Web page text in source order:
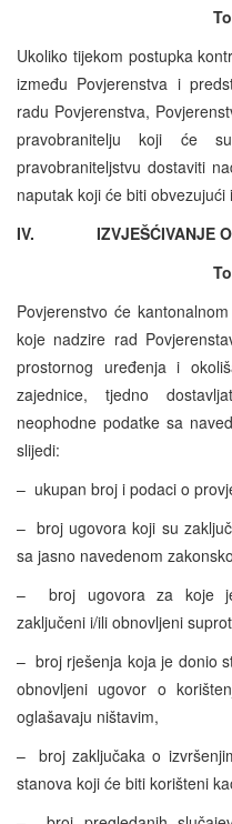
Ukoliko tijekom postupka
između Povjerenstva i
radu Povjerenstva,
pravobranitelju koji će
pravobraniteljstvu dostaviti
naputak koji će biti obvezujući
IV. IZVJEŠĆIVANJE O
Povjerenstvo će
koje nadzire rad
prostornog uređenja i
zajednice, tjedno
neophodne podatke sa
slijedi:
– ukupan broj i podaci o
– broj ugovora koji su
sa jasno navedenom
– broj ugovora za koje je
zaključeni i/ili obnovljeni
– broj rješenja koja je donio
obnovljeni ugovor o
oglašavaju ništavim,
– broj zaključaka o
stanova koji će biti korišteni